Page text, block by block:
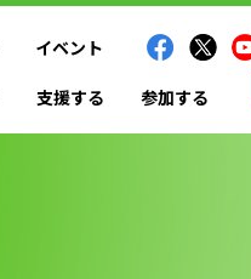
支援する 参加する
イベント